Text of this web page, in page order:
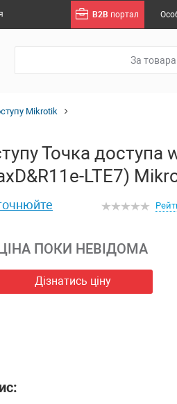
B2B портал
За
Mikrotik
Точка доступа
LTE7)
ПОКИ НЕВІДОМА
Дізнатись ціну